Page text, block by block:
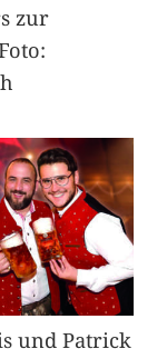
zur
und Patrick